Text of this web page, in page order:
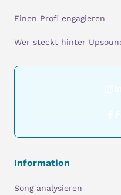
Einen Profi engagieren
Wer steckt hinter
Information
Song analysieren